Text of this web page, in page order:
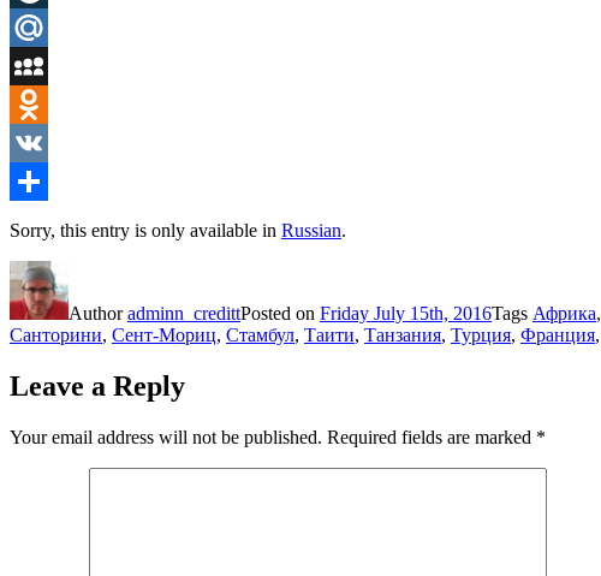
LiveJournal
Mail.Ru
MySpace
Odnoklassniki
VK
Share
Sorry, this entry is only available in Russian.
Authoradminn_credittPosted on Friday July 15th, 2016Tags Африка,
Санторини, Сент-Мориц, Стамбул, Таити, Танзания, Турция, Франция,
Leave a Reply
Your email address will not be published. Required fields are marked *